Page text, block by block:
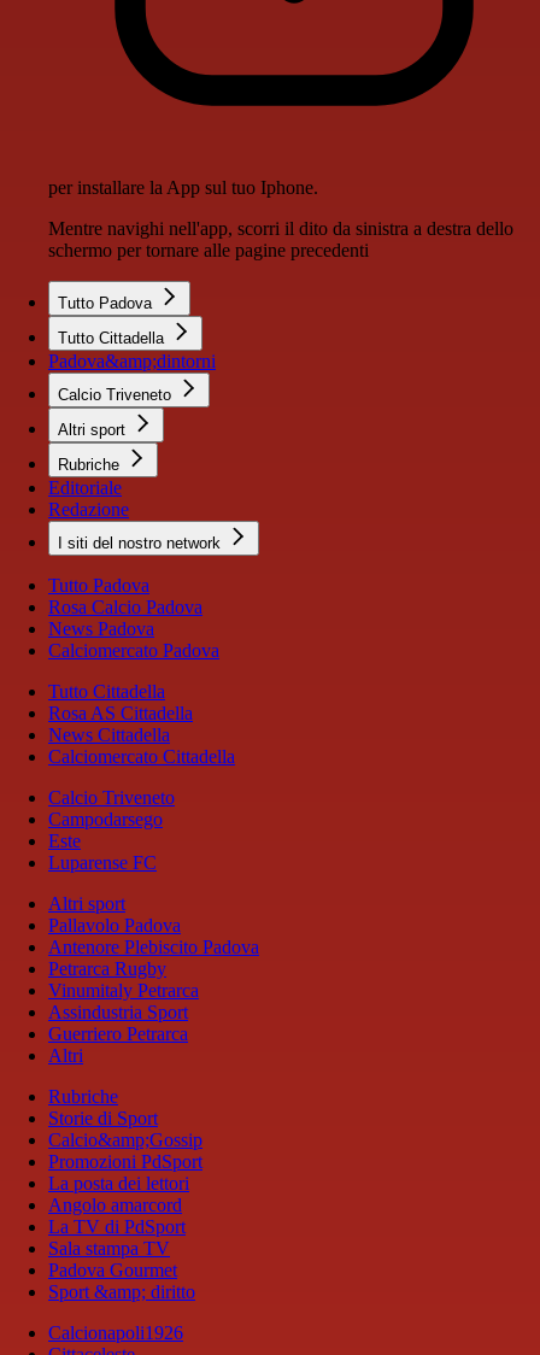
per installare la App sul tuo Iphone.
Mentre navighi nell'app, scorri il dito da sinistra a destra dello
schermo per tornare alle pagine precedenti
Tutto Padova
Tutto Cittadella
Padova&amp;dintorni
Calcio Triveneto
Altri sport
Rubriche
Editoriale
Redazione
I siti del nostro network
Tutto Padova
Rosa Calcio Padova
News Padova
Calciomercato Padova
Tutto Cittadella
Rosa AS Cittadella
News Cittadella
Calciomercato Cittadella
Calcio Triveneto
Campodarsego
Este
Luparense FC
Altri sport
Pallavolo Padova
Antenore Plebiscito Padova
Petrarca Rugby
Vinumitaly Petrarca
Assindustria Sport
Guerriero Petrarca
Altri
Rubriche
Storie di Sport
Calcio&amp;Gossip
Promozioni PdSport
La posta dei lettori
Angolo amarcord
La TV di PdSport
Sala stampa TV
Padova Gourmet
Sport &amp; diritto
Calcionapoli1926